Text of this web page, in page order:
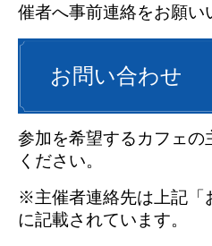
催者へ事前連絡をお願い
お問い合わせ
参加を希望するカフェの
ください。
※主催者連絡先は上記「
に記載されています。